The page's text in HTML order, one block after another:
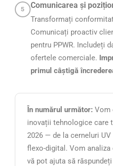
5 Comunicarea și
Transformați
Comunicați proactiv
pentru PPWR. Includeți
ofertele comerciale.
primul câștigă
În numărul următor: Vom
inovații tehnologice care
2026 — de la cerneluri
flexo-digital. Vom
vă pot ajuta să